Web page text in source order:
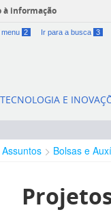
à informação
menu 2 Ir para a busca 3
E
Assuntos Bolsas e